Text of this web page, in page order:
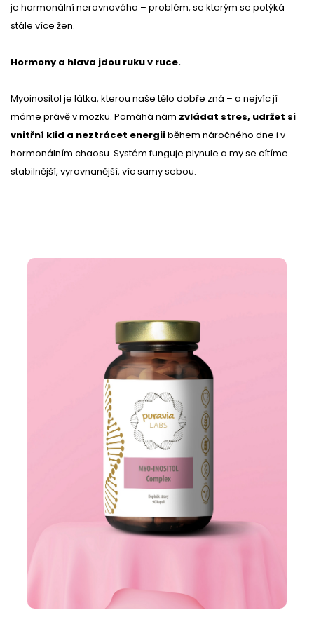
je hormonální nerovnováha – problém, se kterým se potýká
stále více žen.
Hormony a hlava jdou ruku v ruce.
Myoinositol je látka, kterou naše tělo dobře zná – a nejvíc jí
máme právě v mozku. Pomáhá nám zvládat stres, udržet si
vnitřní klid a neztrácet energiiběhem náročného dne i v
hormonálním chaosu. Systém funguje plynule a my se cítíme
stabilnější, vyrovnanější, víc samy sebou.